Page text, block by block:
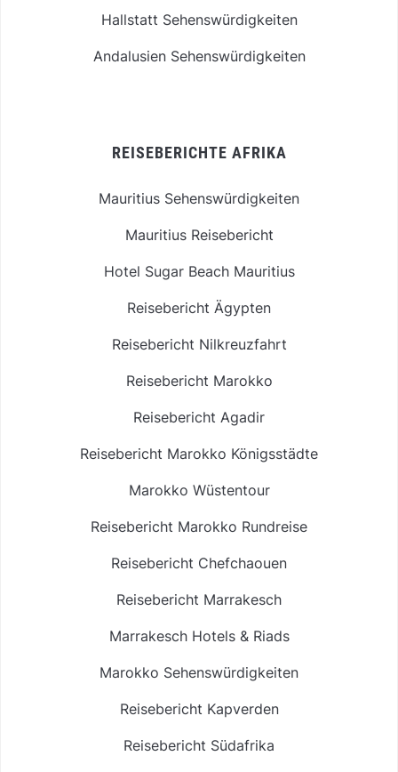
Hallstatt Sehenswürdigkeiten
Andalusien Sehenswürdigkeiten
REISEBERICHTE AFRIKA
Mauritius Sehenswürdigkeiten
Mauritius Reisebericht
Hotel Sugar Beach Mauritius
Reisebericht Ägypten
Reisebericht Nilkreuzfahrt
Reisebericht Marokko
Reisebericht Agadir
Reisebericht Marokko Königsstädte
Marokko Wüstentour
Reisebericht Marokko Rundreise
Reisebericht Chefchaouen
Reisebericht Marrakesch
Marrakesch Hotels & Riads
Marokko Sehenswürdigkeiten
Reisebericht Kapverden
Reisebericht Südafrika